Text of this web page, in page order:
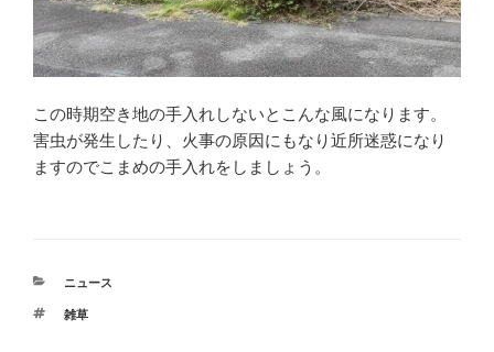
この時期空き地の手入れしないとこんな風になります。
害虫が発生したり、火事の原因にもなり近所迷惑になり
ますのでこまめの手入れをしましょう。
カ
ゴ
ニュース
タ
雑草